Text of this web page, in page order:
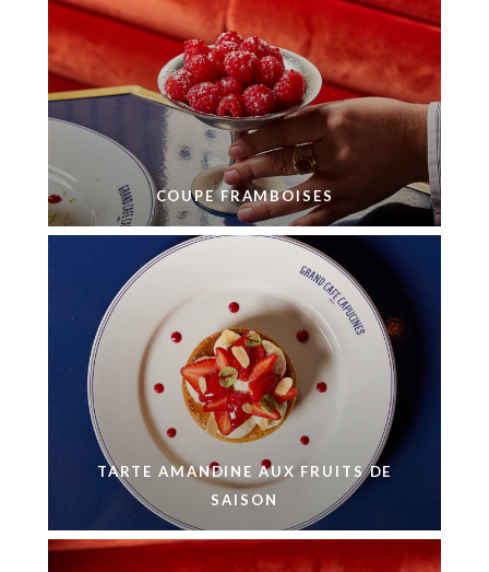
COUPE FRAMBOISES
TARTE AMANDINE AUX FRUITS DE
SAISON